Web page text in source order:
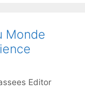
Monde
Editor